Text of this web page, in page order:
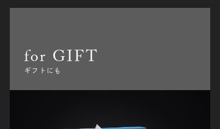
for GIFT
ギフトにも